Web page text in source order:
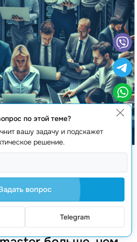
программного
обеспечения
по этой теме?
вашу задачу и подскажет
решение.
вопрос
Telegram